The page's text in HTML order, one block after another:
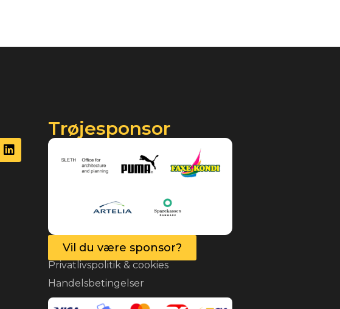
Trøjesponsor
Vil du være sponsor?
Privatlivspolitik & cookies
Handelsbetingelser